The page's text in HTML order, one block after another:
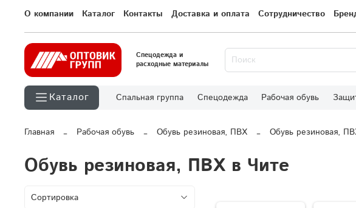
О компании Каталог Контакты Доставка и оплата Сотрудничество
Спецодежда и
расходные материалы
Каталог Спальная группа Спецодежда Рабочая обувь
Главная Рабочая обувь Обувь резиновая, ПВХ Обувь резиновая,
Обувь резиновая, ПВХ в Чите